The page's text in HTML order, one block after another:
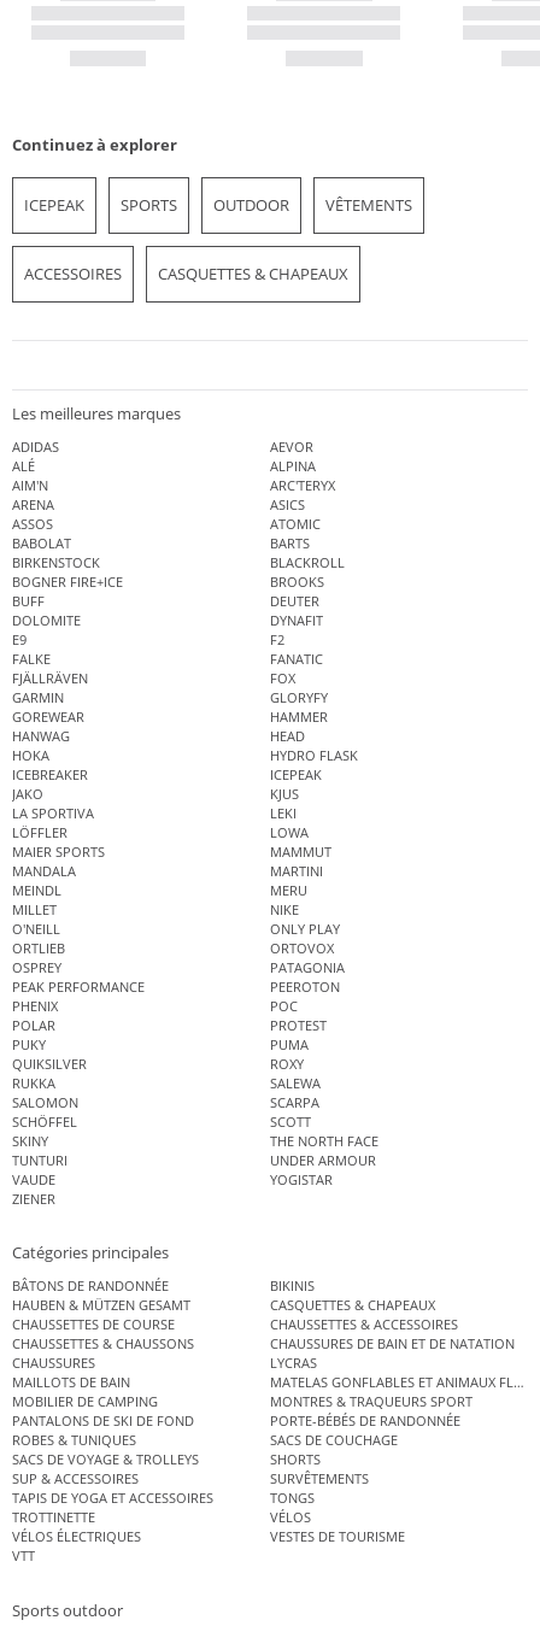
Continuez à explorer
ICEPEAK SPORTS OUTDOOR VÊTEMENTS
ACCESSOIRES CASQUETTES & CHAPEAUX
Les meilleures marques
ADIDAS
AEVOR
ALÉ
ALPINA
AIM'N
ARC'TERYX
ARENA
ASICS
ASSOS
ATOMIC
BABOLAT
BARTS
BIRKENSTOCK
BLACKROLL
BOGNER FIRE+ICE
BROOKS
BUFF
DEUTER
DOLOMITE
DYNAFIT
E9
F2
FALKE
FANATIC
FJÄLLRÄVEN
FOX
GARMIN
GLORYFY
GOREWEAR
HAMMER
HANWAG
HEAD
HOKA
HYDRO FLASK
ICEBREAKER
ICEPEAK
JAKO
KJUS
LA SPORTIVA
LEKI
LÖFFLER
LOWA
MAIER SPORTS
MAMMUT
MANDALA
MARTINI
MEINDL
MERU
MILLET
NIKE
O'NEILL
ONLY PLAY
ORTLIEB
ORTOVOX
OSPREY
PATAGONIA
PEAK PERFORMANCE
PEEROTON
PHENIX
POC
POLAR
PROTEST
PUKY
PUMA
QUIKSILVER
ROXY
RUKKA
SALEWA
SALOMON
SCARPA
SCHÖFFEL
SCOTT
SKINY
THE NORTH FACE
TUNTURI
UNDER ARMOUR
VAUDE
YOGISTAR
ZIENER
Catégories principales
BÂTONS DE RANDONNÉE
BIKINIS
HAUBEN & MÜTZEN GESAMT
CASQUETTES & CHAPEAUX
CHAUSSETTES DE COURSE
CHAUSSETTES & ACCESSOIRES
CHAUSSETTES & CHAUSSONS
CHAUSSURES DE BAIN ET DE NATATION
CHAUSSURES
LYCRAS
MAILLOTS DE BAIN
MATELAS GONFLABLES ET ANIMAUX
MOBILIER DE CAMPING
MONTRES & TRAQUEURS SPORT
PANTALONS DE SKI DE FOND
PORTE-BÉBÉS DE RANDONNÉE
ROBES & TUNIQUES
SACS DE COUCHAGE
SACS DE VOYAGE & TROLLEYS
SHORTS
SUP & ACCESSOIRES
SURVÊTEMENTS
TAPIS DE YOGA ET ACCESSOIRES
TONGS
TROTTINETTE
VÉLOS
VÉLOS ÉLECTRIQUES
VESTES DE TOURISME
VTT
Sports outdoor